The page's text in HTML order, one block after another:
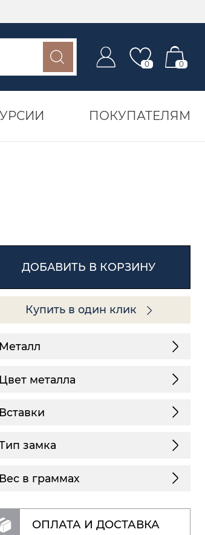
0 0
ПОКУПАТЕЛЯМ
ДОБАВИТЬ В КОРЗИНУ
Купить в один клик
Металл
Цвет металла
Вставки
замка
Вес в граммах
ОПЛАТА И ДОСТАВКА